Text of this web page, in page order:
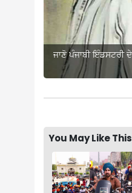
ਜਾਣੋ ਪੰਜਾਬੀ ਇੰਡਸਟਰੀ
You May Like This